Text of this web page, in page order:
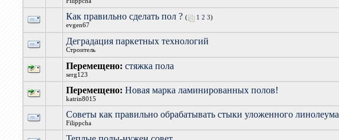
Как правильно сделать пол ? ( 1 2 3)
evgen67
Деградация паркетных технологий
Строитель
Перемещено:стяжка пола
serg123
Перемещено:Новая марка ламинированных полов!
katrin8015
Советы как правильно обрабатывать стыки уложенного линолеума
Filippcha